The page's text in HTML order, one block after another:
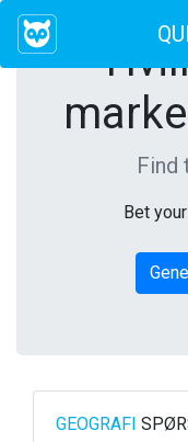
Find
Bet
GEOGRAFI